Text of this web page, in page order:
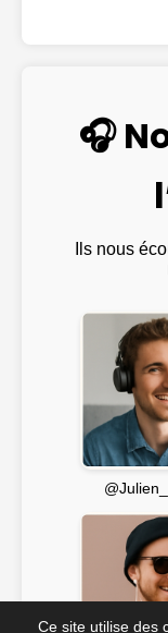
🎧
Ils nous
Ce site utilise des